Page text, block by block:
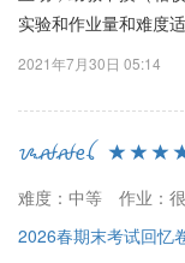
实验和作业量和难度
2021年7月30日 05:14
ᝰꫛꫛꫀꪶ
难度：中等
作业：
2026春期末考试回忆